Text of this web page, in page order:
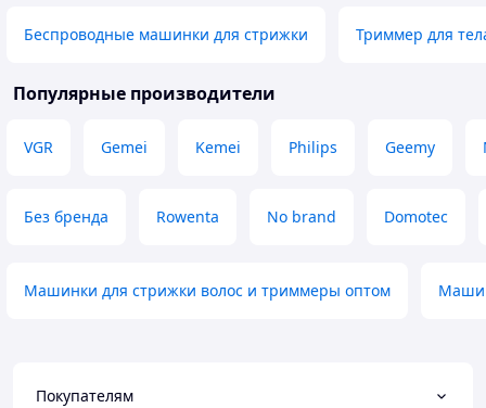
Беспроводные машинки для стрижки Триммер для
Популярные производители
VGR Gemei Kemei Philips Geemy
Без бренда Rowenta No brand Domotec
Машинки для стрижки волос и триммеры оптом
Покупателям